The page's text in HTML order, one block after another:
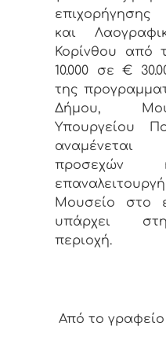
επιχορήγησης
και
Κορίνθου
10.000 σε €
της
Δήμου,
Υπουργείου
προσεχών
Μουσείο στο
υπάρχει
περιοχή.
Από το